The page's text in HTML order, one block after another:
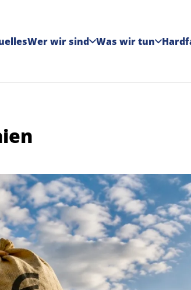
Wer wir sind Was wir tun